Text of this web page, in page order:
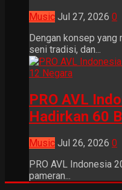
Music Jul 27, 2026 0
Dengan konsep yang
seni tradisi, dan...
PRO AVL
Hadirkan 60
Music Jul 26, 2026 0
PRO AVL Indonesia
pameran...